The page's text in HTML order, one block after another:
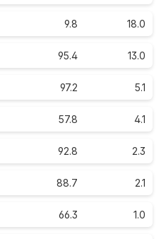
9.8 18.0
95.4 13.0
97.2 5.1
57.8 4.1
92.8 2.3
88.7 2.1
66.3 1.0